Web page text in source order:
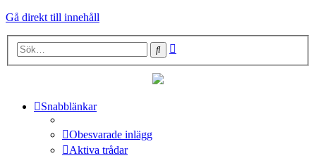
Gå direkt till innehåll
Sök
Snabblänkar
Obesvarade inlägg
Aktiva trådar